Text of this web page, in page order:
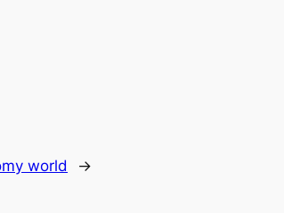
world →